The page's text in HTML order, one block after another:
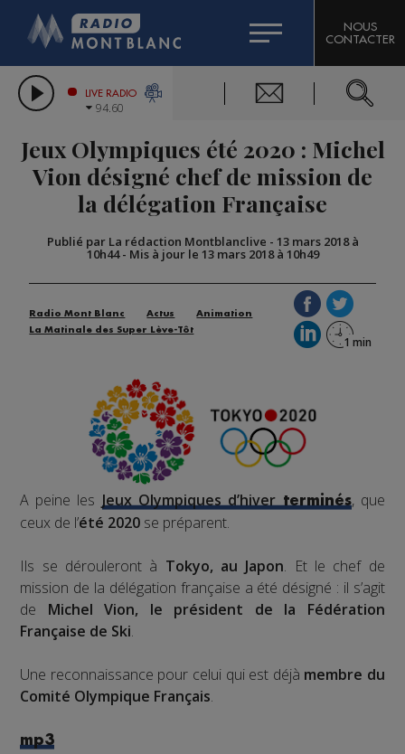
LES CHRONIQUES DE L'EXPERT
CITIZEN MACHINERY
GRAND MASSIF DOMAINES SKIABLES
BIGARD
COMPAGNIE DU MONT-BLANC
NOUS
CONTACTER
LIVE RADIO
94.60
Jeux Olympiques été 2020 : Michel
Vion désigné chef de mission de
la délégation Française
Publié par La rédaction Montblanclive - 13 mars 2018 à
10h44- Mis à jour le 13 mars 2018 à 10h49
Radio Mont Blanc Actus
Animation
La Matinale des Super Lève-Tôt
A peine les Jeux Olympiques d’hiverterminés, que
ceux de l’été 2020 se préparent.
Ils se dérouleront à Tokyo, au Japon. Et le chef de
mission de la délégation française a été désigné : il s’agit
de Michel Vion, le président de la Fédération
Française de Ski.
Une reconnaissance pour celui qui est déjà membre du
Comité Olympique Français.
mp3